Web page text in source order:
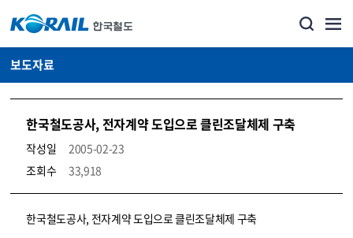
보도자료
한국철도공사, 전자계약 도입으로 클린조달체제 구축
작성일
2005-02-23
조회수
33,918
뉴스·홍보_보도자료 상세보기 – 내용, 파일, 담당자 연락처로 구성
한국철도공사, 전자계약 도입으로 클린조달체제 구축